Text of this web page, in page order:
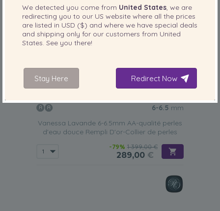
6-6.5 mm
Vanessa Lavande 6-6.5mm AA-qualité perles
d'eau douce Rempli D'or-Collier de perles
-79% 1 399,00 €
289,00 €
We detected you come from United States, we are
redirecting you to our US website where all the prices
are listed in USD ($) and where we have special deals
and shipping only for our customers from United
States. See you there!
Stay Here Redirect Now